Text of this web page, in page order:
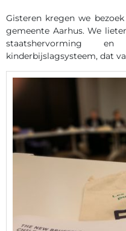
Gisteren kregen we
gemeente Aarhus. We
staatshervorming
kinderbijslagsysteem, dat